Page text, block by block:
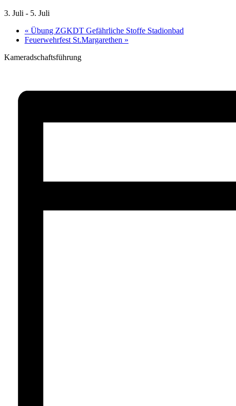
3. Juli - 5. Juli
« Übung ZGKDT Gefährliche Stoffe Stadionbad
Feuerwehrfest St.Margarethen »
Kameradschaftsführung